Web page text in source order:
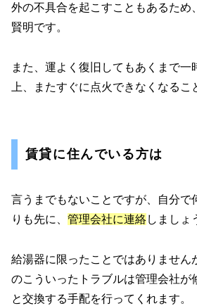
外の不具合を起こすこともあるため
賢明です。
また、運よく復旧してもあくまで一
上、またすぐに点火できなくなるこ
賃貸に住んでいる方は
言うまでもないことですが、自分で
りも先に、 管理会社に連絡しましょ
給湯器に限ったことではありません
のこういったトラブルは管理会社が
と交換する手配を行ってくれます。